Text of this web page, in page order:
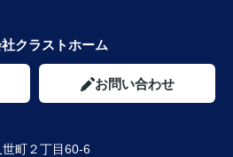
クラストホーム
お問い合わせ
町２丁目60-6